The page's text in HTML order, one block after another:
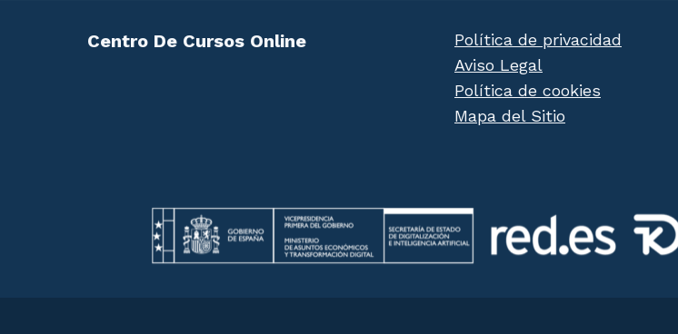
Centro De Cursos Online
Política de privacidad
Aviso Legal
Política de cookies
Mapa del Sitio